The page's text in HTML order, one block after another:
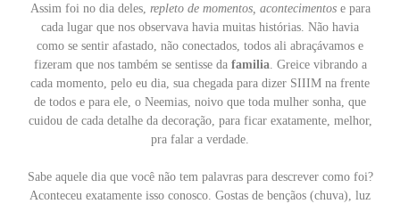
Assim foi no dia deles, repleto de momentos, acontecimentose para
cada lugar que nos observava havia muitas histórias. Não havia
como se sentir afastado, não conectados, todos ali abraçávamos e
fizeram que nos também se sentisse dafamilia . Greice vibrando a
cada momento, pelo eu dia, sua chegada para dizer SIIIM na frente
de todos e para ele, o Neemias, noivo que toda mulher sonha, que
cuidou de cada detalhe da decoração, para ficar exatamente, melhor,
pra falar a verdade.
Sabe aquele dia que você não tem palavras para descrever como foi?
Aconteceu exatamente isso conosco. Gostas de bençãos (chuva), luz